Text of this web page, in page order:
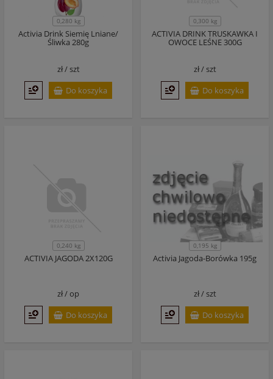
0,280 kg
Activia Drink Siemię Lniane/
Śliwka 280g
zł /szt
Do koszyka
0,300 kg
ACTIVIA DRINK TRUSKAWKA I
OWOCE LEŚNE 300G
zł /szt
Do koszyka
0,240 kg
ACTIVIA JAGODA 2X120G
zł /op
Do koszyka
0,195 kg
Activia Jagoda-Borówka 195g
zł /szt
Do koszyka